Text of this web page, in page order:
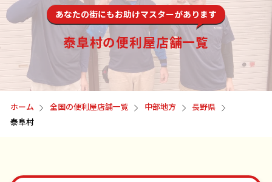
あなたの街にもお助けマスターがあります
泰阜村の便利屋店舗一覧
ホーム 全国の便利屋店舗一覧 中部地方
長野県
泰阜村